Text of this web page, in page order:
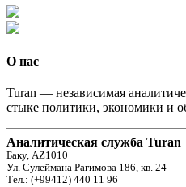
О нас
Turan — независимая
стыке политики, экономики и
Аналитическая служба Turan
Баку, AZ1010
Ул. Сулеймана Рагимова 186, кв. 24
Тел.: (+99412) 440 11 96